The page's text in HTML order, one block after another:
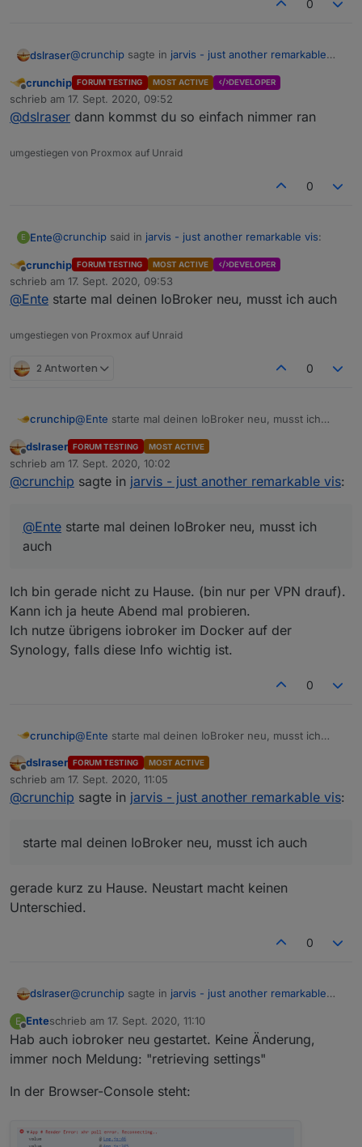
0
dslraser@crunchip sagte in jarvis - just another remarkable
habe noch die rc.4, da funktioniert es
Einfach den Link ändern ?
Offline
crunchip FORUM TESTING MOST ACTIVE DEVELOPER
schrieb am 17. Sept. 2020, 09:52
zuletzt editiert von
@dslraser dann kommst du so einfach nimmer ran
umgestiegen von Proxmox auf Unraid
0
E Ente@crunchip said in jarvis - just another remarkable vis:
@Enterechts neben dem Mülleimer
über den oben angegebenen Weg bin ich gegangen:
Nach Klick auf dieses Icon, kommt dies:
Offline
crunchip FORUM TESTING MOST ACTIVE DEVELOPER
schrieb am 17. Sept. 2020, 09:53
zuletzt editiert von
@Ente starte mal deinen IoBroker neu, musst ich auch
umgestiegen von Proxmox auf Unraid
2 Antworten 0
crunchip@Ente starte mal deinen IoBroker neu, musst ich
Offline
dslraser FORUM TESTING MOST ACTIVE
schrieb am 17. Sept. 2020, 10:02
zuletzt editiert von
@crunchip sagte in jarvis - just another remarkable vis:
@Ente starte mal deinen IoBroker neu, musst ich
auch
Ich bin gerade nicht zu Hause. (bin nur per VPN drauf).
Kann ich ja heute Abend mal probieren.
Ich nutze übrigens iobroker im Docker auf der
Synology, falls diese Info wichtig ist.
0
crunchip@Ente starte mal deinen IoBroker neu, musst ich
Offline
dslraser FORUM TESTING MOST ACTIVE
schrieb am 17. Sept. 2020, 11:05
zuletzt editiert von
@crunchip sagte in jarvis - just another remarkable vis:
starte mal deinen IoBroker neu, musst ich auch
gerade kurz zu Hause. Neustart macht keinen
Unterschied.
0
dslraser@crunchip sagte in jarvis - just another remarkable
starte mal deinen IoBroker neu, musst ich auch
Unterschied.
E
Offline
Enteschrieb am 17. Sept. 2020, 11:10
zuletzt editiert von
Hab auch iobroker neu gestartet. Keine Änderung,
immer noch Meldung: "retrieving settings"
In der Browser-Console steht: